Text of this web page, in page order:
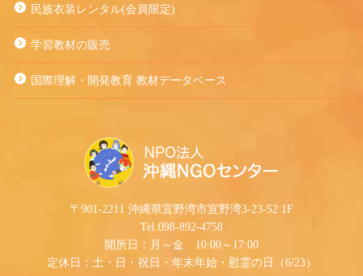
民族衣装レンタル(会員限定)
学習教材の販売
国際理解・開発教育 教材データベース
〒901-2211 沖縄県宜野湾市宜野湾3-23-52 1F
Tel.098-892-4758
開所日：月～金 10:00～17:00
定休日：土・日・祝日・年末年始・慰霊の日（6/23）